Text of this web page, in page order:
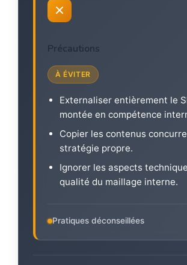
Précautions
À ÉVITER
Externaliser entièrement le
montée en compétence
Copier les contenus
stratégie propre.
Ignorer les aspects
qualité du maillage interne.
Pratiques déconseillées